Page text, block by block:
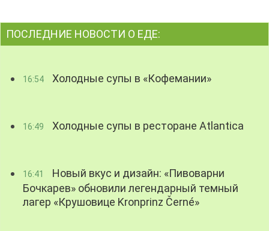
ПОСЛЕДНИЕ НОВОСТИ О ЕДЕ:
16:54 Холодные супы в «Кофемании»
16:49 Холодные супы в ресторане Atlantica
16:41
Новый вкус и дизайн: «Пивоварни
Бочкарев» обновили легендарный темный
лагер «Крушовице Kronprinz Černé»